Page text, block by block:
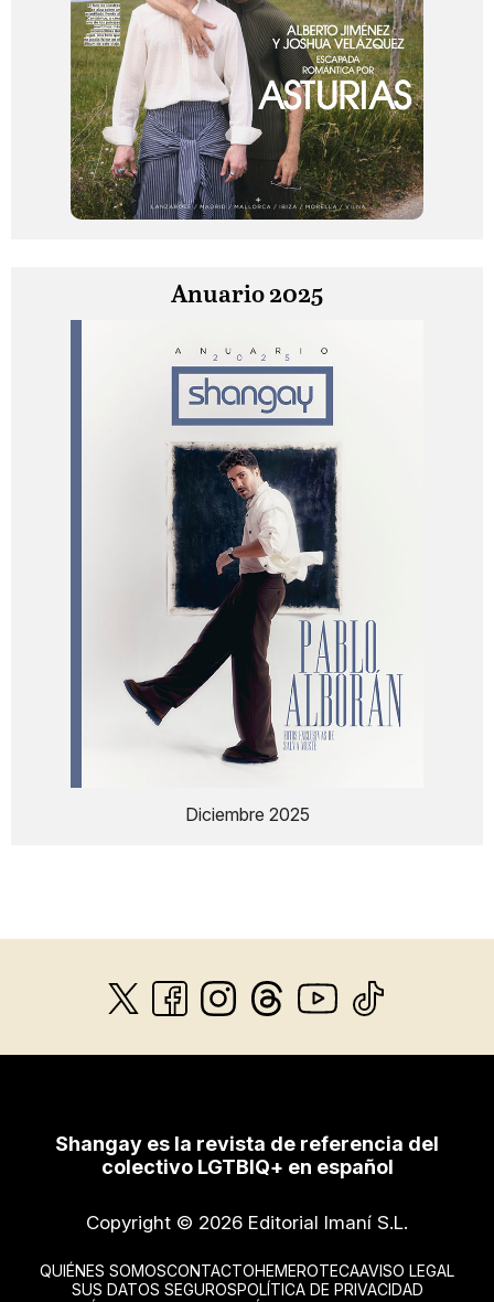
Anuario 2025
Diciembre 2025
Shangay es la revista de referencia del
colectivo LGTBIQ+ en español
Copyright © 2026 Editorial Imaní S.L.
QUIÉNES SOMOSCONTACTOHEMEROTECAAVISO LEGAL
SUS DATOS SEGUROSPOLÍTICA DE PRIVACIDAD